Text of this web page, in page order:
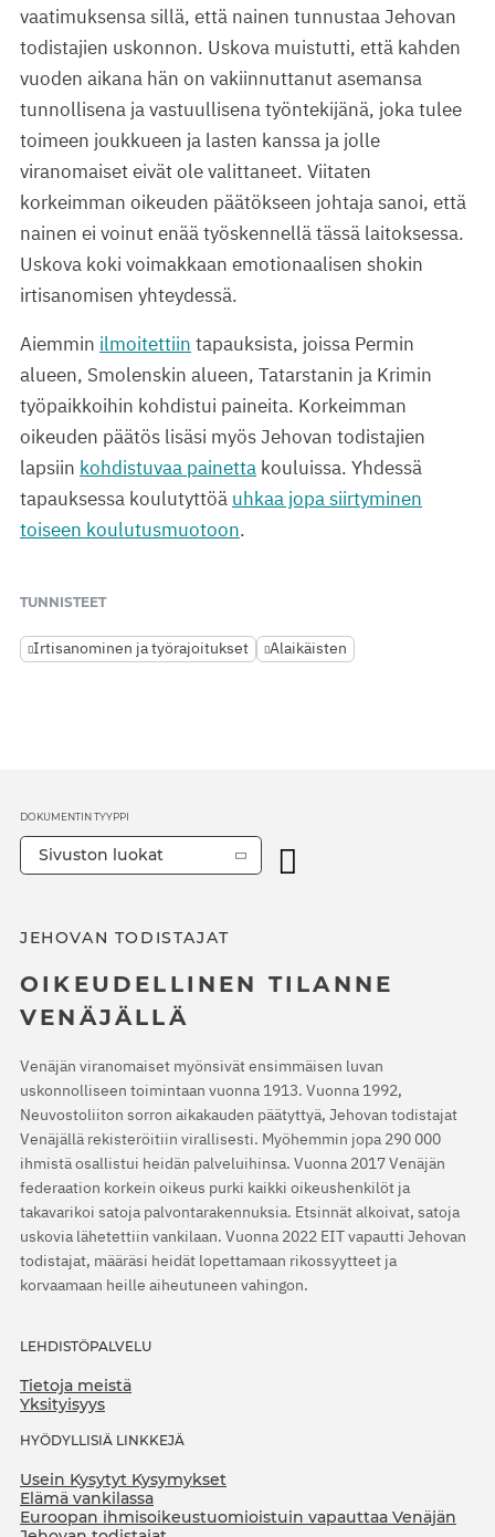
vaatimuksensa sillä, että nainen tunnustaa Jehovan
todistajien uskonnon. Uskova muistutti, että kahden
vuoden aikana hän on vakiinnuttanut asemansa
tunnollisena ja vastuullisena työntekijänä, joka tulee
toimeen joukkueen ja lasten kanssa ja jolle
viranomaiset eivät ole valittaneet. Viitaten
korkeimman oikeuden päätökseen johtaja sanoi, että
nainen ei voinut enää työskennellä tässä laitoksessa.
Uskova koki voimakkaan emotionaalisen shokin
irtisanomisen yhteydessä.
Aiemmin ilmoitettiin tapauksista, joissa Permin
alueen, Smolenskin alueen, Tatarstanin ja Krimin
työpaikkoihin kohdistui paineita. Korkeimman
oikeuden päätös lisäsi myös Jehovan todistajien
lapsiin kohdistuvaa painetta kouluissa. Yhdessä
tapauksessa koulutyttöä uhkaa jopa siirtyminen
toiseen koulutusmuotoon.
TUNNISTEET
Irtisanominen ja työrajoitukset Alaikäisten
JEHOVAN TODISTAJAT
OIKEUDELLINEN TILANNE
VENÄJÄLLÄ
Venäjän viranomaiset myönsivät ensimmäisen luvan
uskonnolliseen toimintaan vuonna 1913. Vuonna 1992,
Neuvostoliiton sorron aikakauden päätyttyä, Jehovan todistajat
Venäjällä rekisteröitiin virallisesti. Myöhemmin jopa 290 000
ihmistä osallistui heidän palveluihinsa. Vuonna 2017 Venäjän
federaation korkein oikeus purki kaikki oikeushenkilöt ja
takavarikoi satoja palvontarakennuksia. Etsinnät alkoivat, satoja
uskovia lähetettiin vankilaan. Vuonna 2022 EIT vapautti Jehovan
todistajat, määräsi heidät lopettamaan rikossyytteet ja
korvaamaan heille aiheutuneen vahingon.
LEHDISTÖPALVELU
Tietoja meistä
Yksityisyys
HYÖDYLLISIÄ LINKKEJÄ
Usein Kysytyt Kysymykset
Elämä vankilassa
Euroopan ihmisoikeustuomioistuin vapauttaa Venäjän
DOKUMENTIN TYYPPI
Sivuston luokat